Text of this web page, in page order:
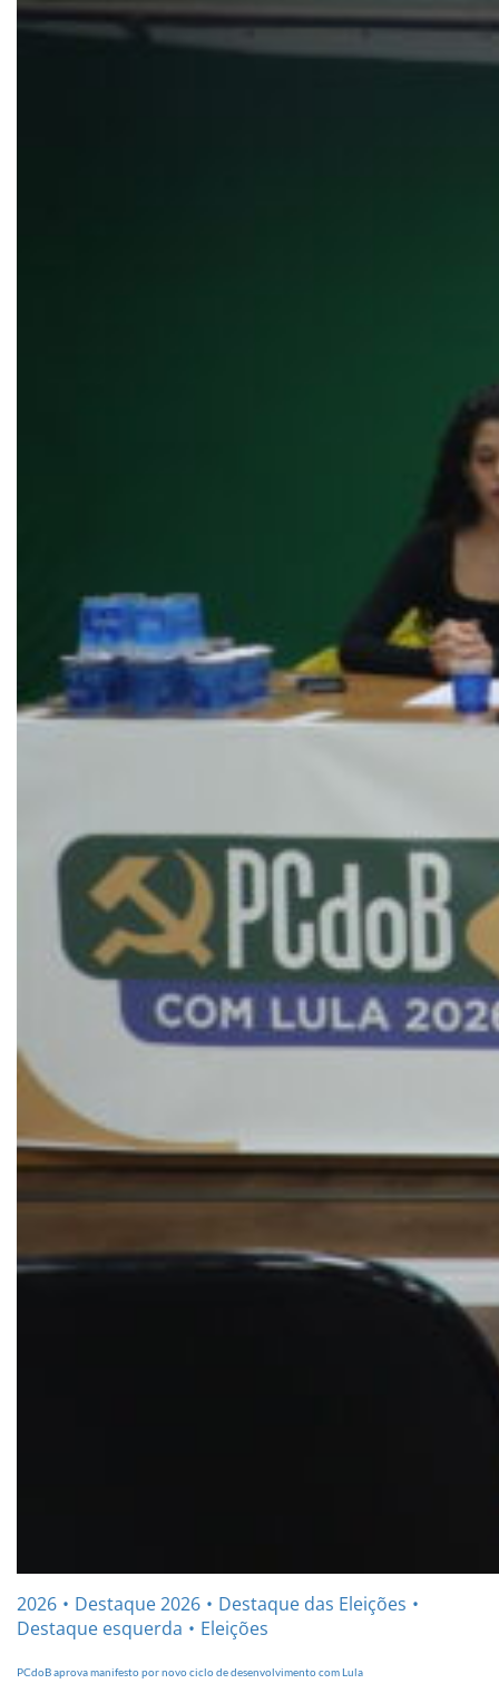
2026 Destaque 2026
Destaque das Eleições
Destaque esquerda
Eleições
PCdoB aprova manifesto por novo ciclo de desenvolvimento com Lula